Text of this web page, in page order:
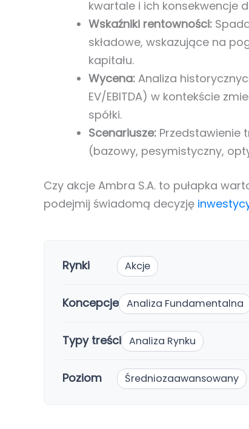
kwartale i ich konsekwencje
Wskaźniki rentowności:
składowe, wskazujące na
kapitału.
Wycena: Analiza
EV/EBITDA) w kontekście
spółki.
Scenariusze: Przedstawienie
(bazowy, pesymistyczny,
Czy akcje Ambra S.A. to pułapka
podejmij świadomą decyzję
Rynki Akcje
Koncepcje Analiza Fundamentalna
Typy treści Analiza Rynku
Poziom Średniozaawansowany